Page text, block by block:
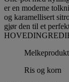
er en moderne
og karamellisert
gjør den til et
Ris og korn